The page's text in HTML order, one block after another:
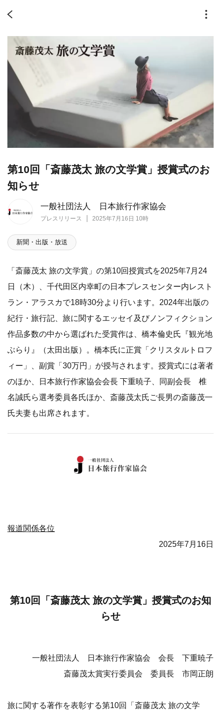
一般社団法人 日本旅行作家協会
プレスリリース 2025年7月16日 10時
第10回「斎藤茂太 旅の文学賞」授賞式のお
知らせ
新聞・出版・放送
「斎藤茂太 旅の文学賞」の第10回授賞式を2025年7月24
日（木）、千代田区内幸町の日本プレスセンター内レスト
ラン・アラスカで18時30分より行います。2024年出版の
紀行・旅行記、旅に関するエッセイ及びノンフィクション
作品多数の中から選ばれた受賞作は、橋本倫史氏『観光地
ぶらり』（太田出版）。橋本氏に正賞「クリスタルトロフ
ィー」、副賞「30万円」が授与されます。授賞式には著者
のほか、日本旅行作家協会会長 下重暁子、同副会長 椎
名誠氏ら選考委員各氏ほか、斎藤茂太氏ご長男の斎藤茂一
氏夫妻も出席されます。
報道関係各位
2025年7月16日
第10回「斎藤茂太 旅の文学賞」授賞式のお知
らせ
一般社団法人 日本旅行作家協会 会長 下重暁子
斎藤茂太賞実行委員会 委員長 市岡正朗
旅に関する著作を表彰する第10回「斎藤茂太 旅の文学